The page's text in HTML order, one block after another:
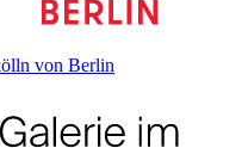
von Berlin